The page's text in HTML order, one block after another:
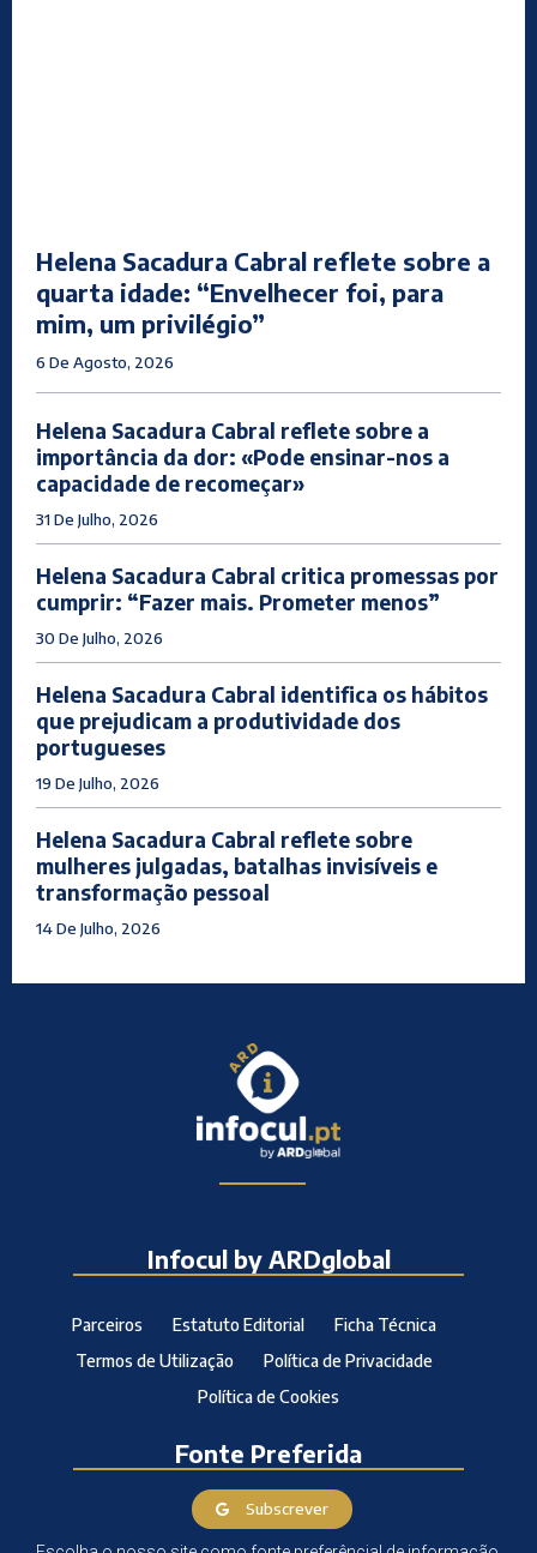
Helena Sacadura Cabral reflete sobre a
quarta idade: “Envelhecer foi, para
mim, um privilégio”
6 De Agosto, 2026
Helena Sacadura Cabral reflete sobre a
importância da dor: «Pode ensinar-nos a
capacidade de recomeçar»
31 De Julho, 2026
Helena Sacadura Cabral critica promessas por
cumprir: “Fazer mais. Prometer menos”
30 De Julho, 2026
Helena Sacadura Cabral identifica os hábitos
que prejudicam a produtividade dos
portugueses
19 De Julho, 2026
Helena Sacadura Cabral reflete sobre
mulheres julgadas, batalhas invisíveis e
transformação pessoal
14 De Julho, 2026
Infocul by ARDglobal
Parceiros Estatuto Editorial
Ficha Técnica
Termos de Utilização
Política de Privacidade
Política de Cookies
Fonte Preferida
Subscrever